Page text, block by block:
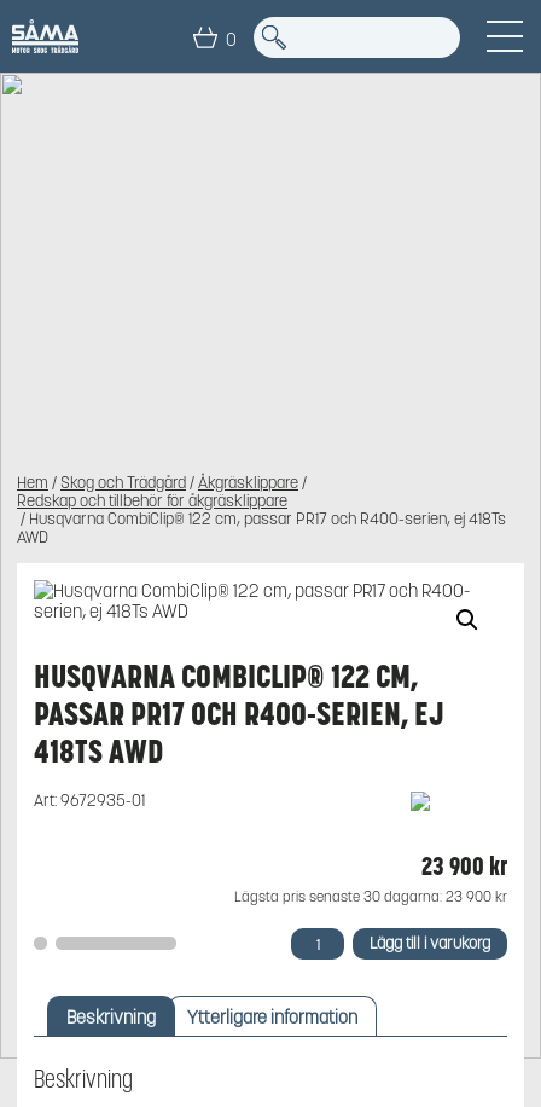
0
Hem / Skog och Trädgård/Åkgräsklippare/
Redskap och tillbehör för åkgräsklippare
/ Husqvarna CombiClip® 122 cm, passar PR17 och R400-serien, ej 418Ts
AWD
HUSQVARNA COMBICLIP® 122 CM,
PASSAR PR17 OCH R400-SERIEN, EJ
418TS AWD
Art:9672935-01
23 900 kr
Lägsta pris senaste 30 dagarna: 23 900 kr
Husqvarna
CombiClip®
cm,
passar
Lägg till i varukorg
Beskrivning Ytterligare information
Beskrivning